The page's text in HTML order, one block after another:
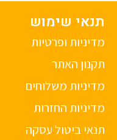
תנאי שימוש
מדיניות ופרטיות
תקנון האתר
מדיניות משלוחים
מדיניות החזרות
תנאי ביטול עסקה